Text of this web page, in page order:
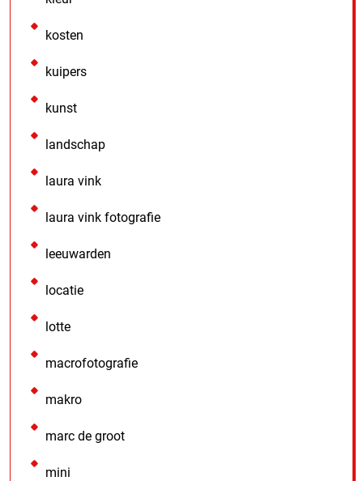
kosten
kuipers
kunst
landschap
laura vink
laura vink fotografie
leeuwarden
locatie
lotte
macrofotografie
makro
marc de groot
mini